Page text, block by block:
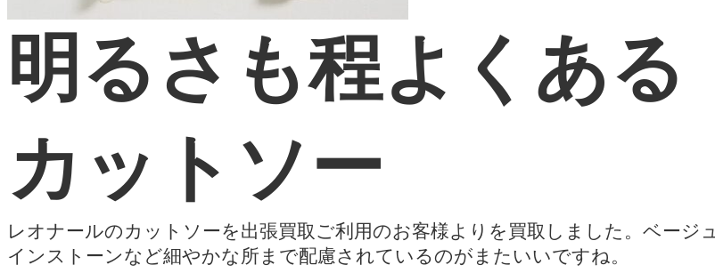
明るさも程よくある
カットソー
レオナールのカットソーを出張買取ご利用のお客様よりを買取しました。ベー
インストーンなど細やかな所まで配慮されているのがまたいいですね。